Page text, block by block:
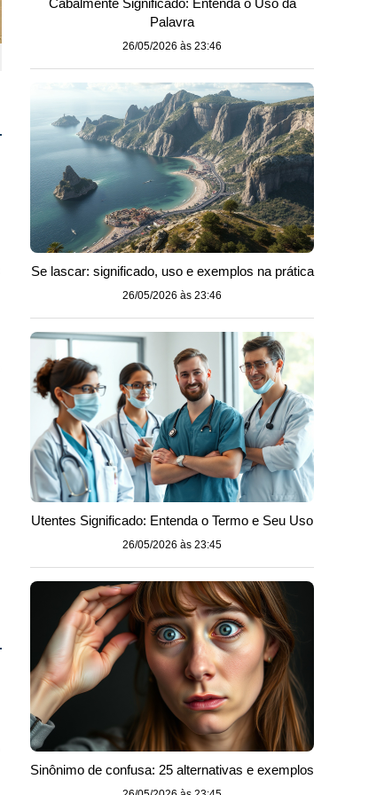
Cabalmente Significado: Entenda o Uso da
Palavra
26/05/2026 às 23:46
Se lascar: significado, uso e exemplos na prática
26/05/2026 às 23:46
Utentes Significado: Entenda o Termo e Seu Uso
26/05/2026 às 23:45
Sinônimo de confusa: 25 alternativas e exemplos